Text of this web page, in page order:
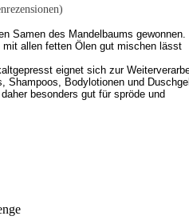
Samen des Mandelbaums
allen fetten Ölen gut mischen lässt
eignet sich zur
Shampoos, Bodylotionen und
besonders gut für spröde und